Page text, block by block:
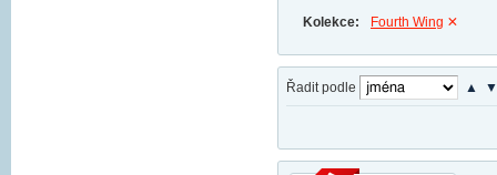
Kolekce: Fourth Wing
Řadit podle ▲